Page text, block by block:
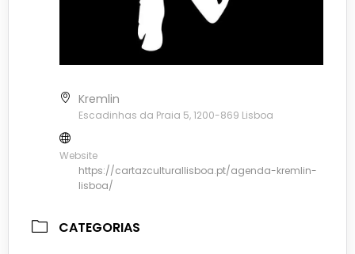
Kremlin
Escadinhas da Praia 5, 1200-869 Lisboa
Website
https://cartazculturallisboa.pt/agenda-kremlin-
lisboa/
CATEGORIAS